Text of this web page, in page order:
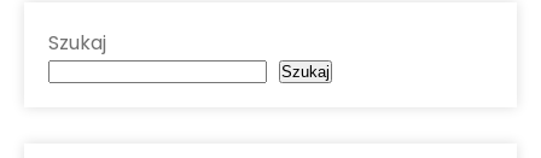
Szukaj
Szukaj